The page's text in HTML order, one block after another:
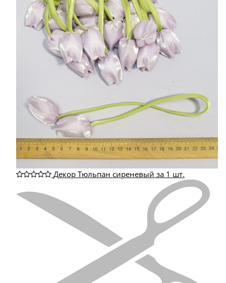
Декор Тюльпан сиреневый за 1 шт.